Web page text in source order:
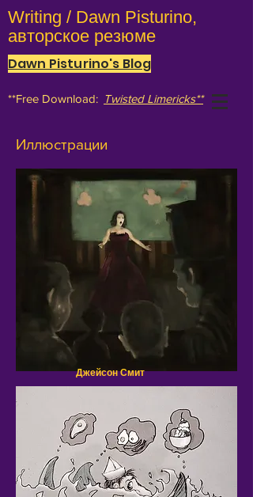
Writing / Dawn Pisturino,
авторское резюме
Dawn Pisturino's Blog
**Free Download: Twisted Limericks**
Иллюстрации
Джейсон Смит